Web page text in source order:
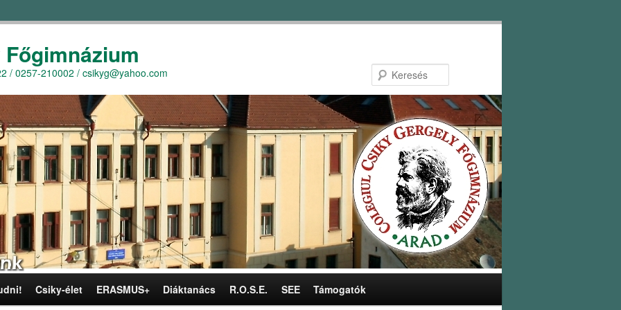
/ 0257-210002 / csikyg@yahoo.com
Csiky-élet ERASMUS+ Diáktanács R.O.S.E. SEE Támogatók